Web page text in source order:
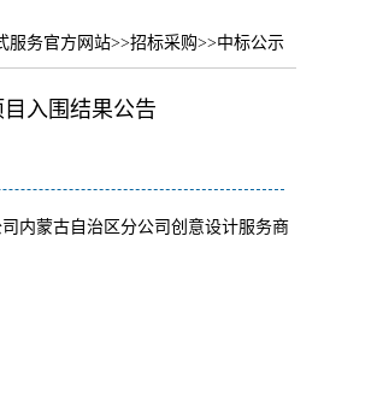
服务官方网站>>招标采购>>中标公示
入围结果公告
内蒙古自治区分公司创意设计服务商